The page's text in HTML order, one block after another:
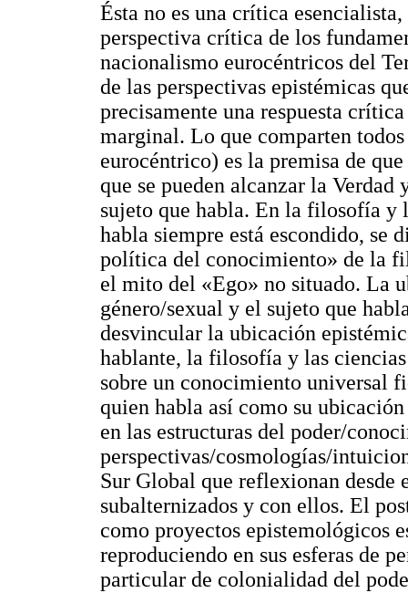
Ésta no es una crítica
perspectiva crítica de los
nacionalismo eurocéntricos del
de las perspectivas epistémicas
precisamente una respuesta
marginal. Lo que comparten
eurocéntrico) es la premisa de
que se pueden alcanzar la
sujeto que habla. En la filosofía y
habla siempre está escondido, se
política del conocimiento» de la
el mito del «Ego» no situado. La
género/sexual y el sujeto que
desvincular la ubicación
hablante, la filosofía y las
sobre un conocimiento universal
quien habla así como su
en las estructuras del poder/
perspectivas/cosmologías/
Sur Global que reflexionan desde
subalternizados y con ellos. El
como proyectos epistemológicos
reproduciendo en sus esferas de
particular de colonialidad del